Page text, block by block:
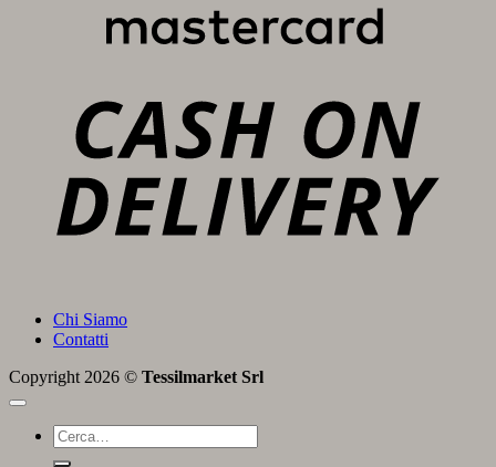
Chi Siamo
Contatti
Copyright 2026 © Tessilmarket Srl
Cerca: